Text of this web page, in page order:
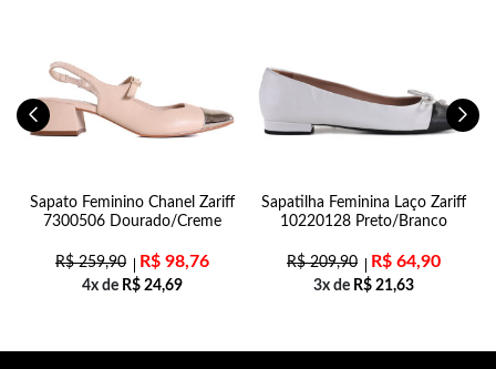
Sapato Feminino Chanel Zariff
7300506 Dourado/Creme
R$259,90 R$ 98,76
4x de R$ 24,69
Sapatilha Feminina Laço Zariff
10220128 Preto/Branco
R$209,90 R$ 64,90
3x de R$ 21,63